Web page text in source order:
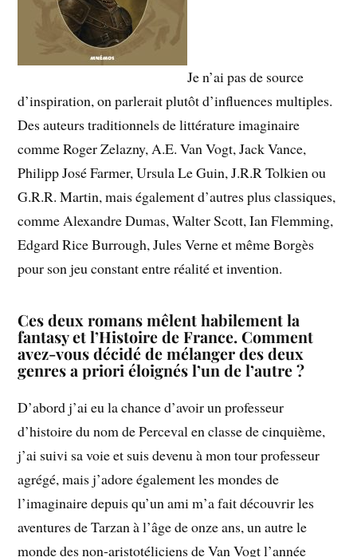
Je n’ai pas de source
d’inspiration, on parlerait plutôt d’influences multiples.
Des auteurs traditionnels de littérature imaginaire
comme Roger Zelazny, A.E. Van Vogt, Jack Vance,
Philipp José Farmer, Ursula Le Guin, J.R.R Tolkien ou
G.R.R. Martin, mais également d’autres plus classiques,
comme Alexandre Dumas, Walter Scott, Ian Flemming,
Edgard Rice Burrough, Jules Verne et même Borgès
pour son jeu constant entre réalité et invention.
Ces deux romans mêlent habilement la
fantasy et l’Histoire de France. Comment
avez-vous décidé de mélanger des deux
genres a priori éloignés l’un de l’autre ?
D’abord j’ai eu la chance d’avoir un professeur
d’histoire du nom de Perceval en classe de cinquième,
j’ai suivi sa voie et suis devenu à mon tour professeur
agrégé, mais j’adore également les mondes de
l’imaginaire depuis qu’un ami m’a fait découvrir les
aventures de Tarzan à l’âge de onze ans, un autre le
monde des non-aristotéliciens de Van Vogt l’année